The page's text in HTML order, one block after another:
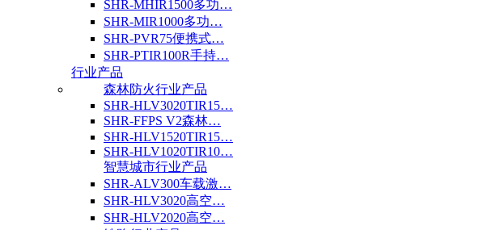
SHR-MHIR1500多功…
SHR-MIR1000多功…
SHR-PVR75便携式…
SHR-PTIR100R手持…
行业产品
森林防火行业产品
SHR-HLV3020TIR15…
SHR-FFPS V2森林…
SHR-HLV1520TIR15…
SHR-HLV1020TIR10…
智慧城市行业产品
SHR-ALV300车载激…
SHR-HLV3020高空…
SHR-HLV2020高空…